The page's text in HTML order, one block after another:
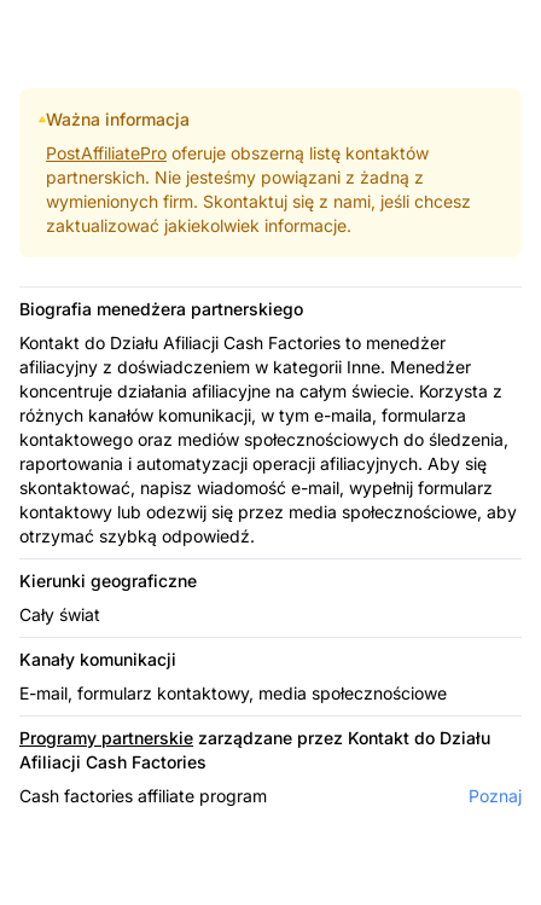
Ważna informacja
PostAffiliatePro oferuje obszerną listę kontaktów
partnerskich. Nie jesteśmy powiązani z żadną z
wymienionych firm. Skontaktuj się z nami, jeśli chcesz
zaktualizować jakiekolwiek informacje.
Biografia menedżera partnerskiego
Kontakt do Działu Afiliacji Cash Factories to menedżer
afiliacyjny z doświadczeniem w kategorii Inne. Menedżer
koncentruje działania afiliacyjne na całym świecie. Korzysta z
różnych kanałów komunikacji, w tym e-maila, formularza
kontaktowego oraz mediów społecznościowych do śledzenia,
raportowania i automatyzacji operacji afiliacyjnych. Aby się
skontaktować, napisz wiadomość e-mail, wypełnij formularz
kontaktowy lub odezwij się przez media społecznościowe, aby
otrzymać szybką odpowiedź.
Kierunki geograficzne
Cały świat
Kanały komunikacji
E-mail, formularz kontaktowy, media społecznościowe
Programy partnerskie zarządzane przez Kontakt do Działu
Afiliacji Cash Factories
Cash factories affiliate program
Poznaj